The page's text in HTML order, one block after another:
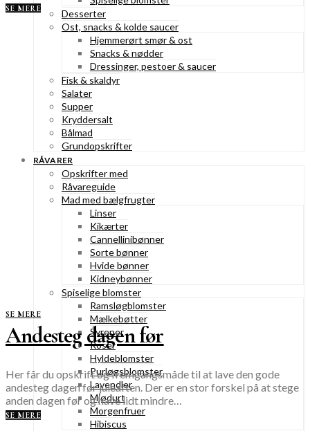
Desserter
Ost, snacks & kolde saucer
Hjemmerørt smør & ost
Snacks & nødder
Dressinger, pestoer & saucer
Fisk & skaldyr
Salater
Supper
Kryddersalt
Bålmad
Grundopskrifter
RÅVARER
Opskrifter med
Råvareguide
Mad med bælgfrugter
Linser
Kikærter
Cannellinibønner
Sorte bønner
Hvide bønner
Kidneybønner
Spiselige blomster
Ramsløgblomster
Mælkebøtter
Syrener
Roser
Hyldeblomster
Purløgsblomster
Lavendler
Mjødurt
Morgenfruer
Hibiscus
SE MERE
SE MERE
Andesteg dagen før
Her får du opskrift og fremgangsmåde til at lave den gode
andesteg dagen før juleaften. Der er en stor forskel på at stege
anden dagen før og have lidt mindre…
SE MERE